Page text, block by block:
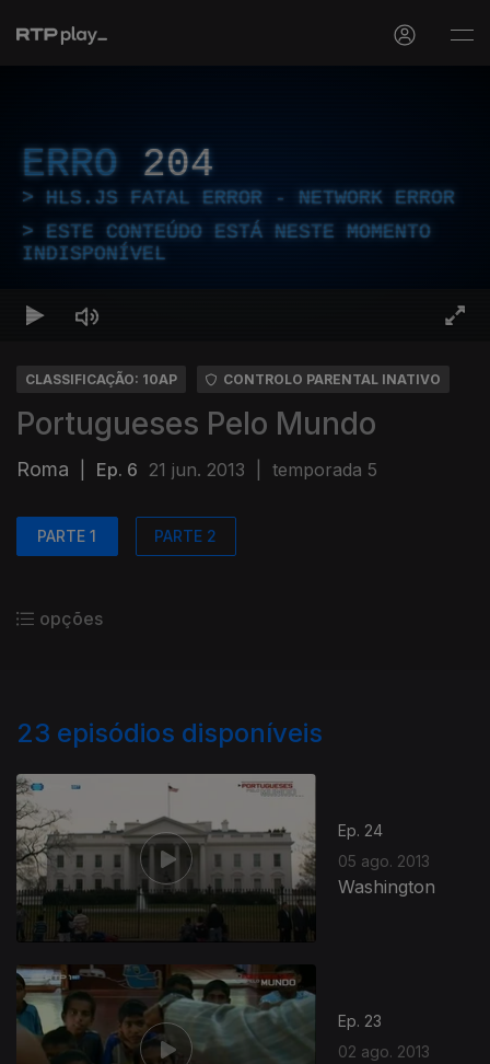
ERRO 204
HLS.JS FATAL ERROR - NETWORK ERROR
ESTE CONTEÚDO ESTÁ NESTE MOMENTO
INDISPONÍVEL
CLASSIFICAÇÃO: 10AP CONTROLO PARENTAL INATIVO
Portugueses Pelo Mundo
Roma Ep. 6 21 jun. 2013 temporada 5
PARTE 1 PARTE 2
opções
23 episódios disponíveis
Ep. 24
05 ago. 2013
Washington
Ep. 23
02 ago. 2013